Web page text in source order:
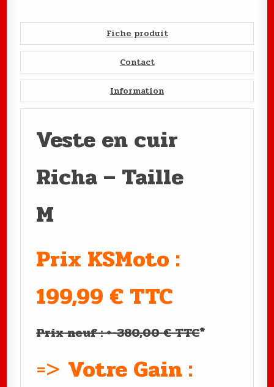
Fiche produit
Contact
Information
Veste en cuir
Richa – Taille
M
Prix KSMoto :
199,99 € TTC
Prix neuf : +-380,00 € TTC*
=> Votre Gain :